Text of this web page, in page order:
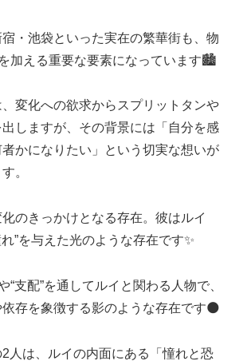
・池袋といった実在の繁華街も、物
を加える重要な要素になっています🏙️
変化への欲求からスプリットタンや
出しますが、その背景には「自分を感
者かになりたい」という切実な想いが
。
のきっかけとなる存在。彼はルイ
れ”を与えた光のような存在です✨
“支配”を通してルイと関わる人物で、
存を象徴する影のような存在です🌑
人は、ルイの内面にある「憧れと恐